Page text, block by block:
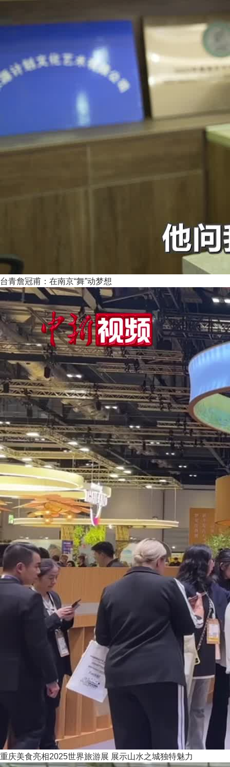
台青詹冠甫：在南京“舞”动梦想
重庆美食亮相2025世界旅游展 展示山水之城独特魅力